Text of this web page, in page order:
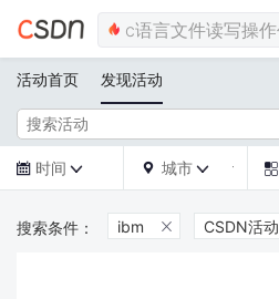
活动首页 发现活动
 时间   城市  
ibm  CSDN活动